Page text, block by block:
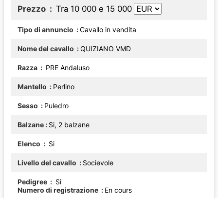
Prezzo Tra 10 000 e 15 000
Tipo di annuncio Cavallo in vendita
Nome del cavallo QUIZIANO VMD
Razza PRE Andaluso
Mantello Perlino
Sesso Puledro
Balzane Si, 2 balzane
Elenco Si
Livello del cavallo Socievole
Pedigree
Si
Numero di registrazione
En cours